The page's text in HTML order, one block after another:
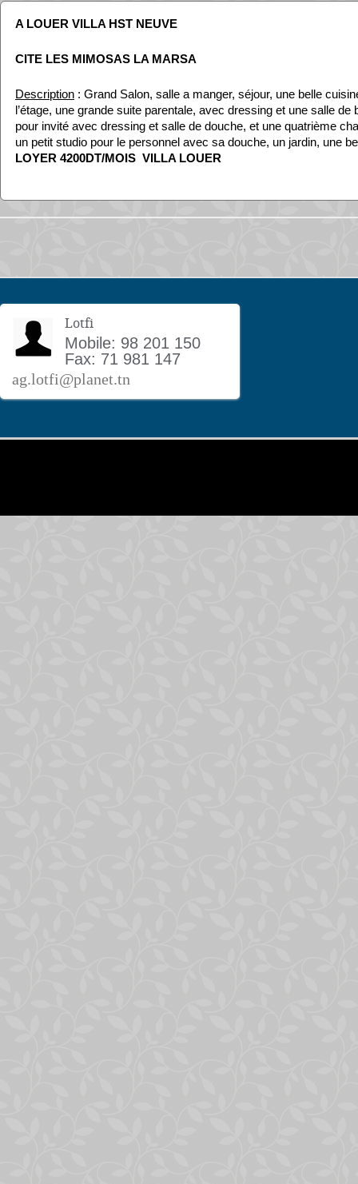
A LOUER VILLA HST NEUVE
CITE LES MIMOSAS LA MARSA
Description : Grand Salon, salle a manger, séjour, une belle
l’étage, une grande suite parentale, avec dressing et une salle
pour invité avec dressing et salle de douche, et une quatrième
un petit studio pour le personnel avec sa douche, un jardin, une
LOYER 4200DT/MOIS VILLA LOUER
Lotfi
Mobile: 98 201 150
Fax: 71 981 147
ag.lotfi@planet.tn